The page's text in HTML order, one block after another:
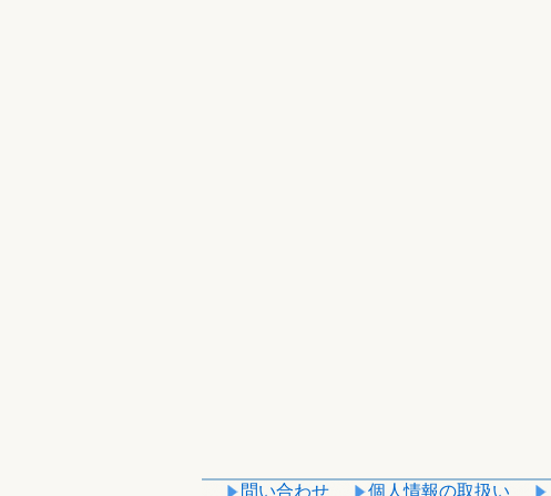
問い合わせ 個人情報の取扱い